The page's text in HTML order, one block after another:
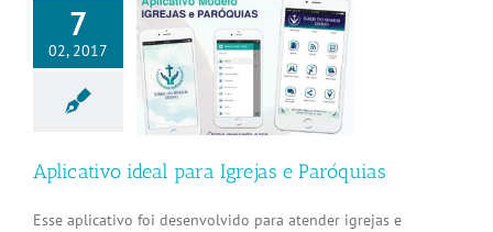
7
02, 2017
ideal para
e Paróquias
Aplicativo ideal para Igrejas e Paróquias
Esse aplicativo foi desenvolvido para atender igrejas e